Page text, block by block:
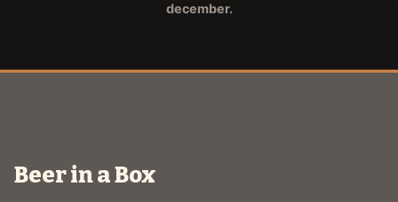
december.
Beer in a Box